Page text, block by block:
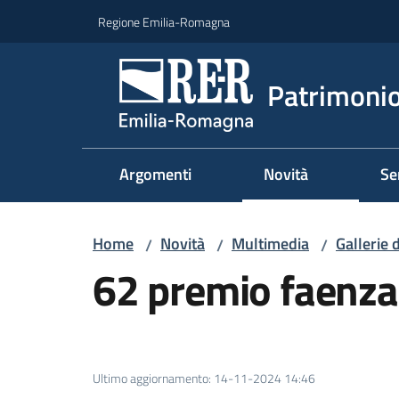
Regione Emilia-Romagna
Argomenti Novità
Home / Novità / Multimedia / Gallerie
62 premio faenza
Ultimo aggiornamento: 14-11-2024 14:46